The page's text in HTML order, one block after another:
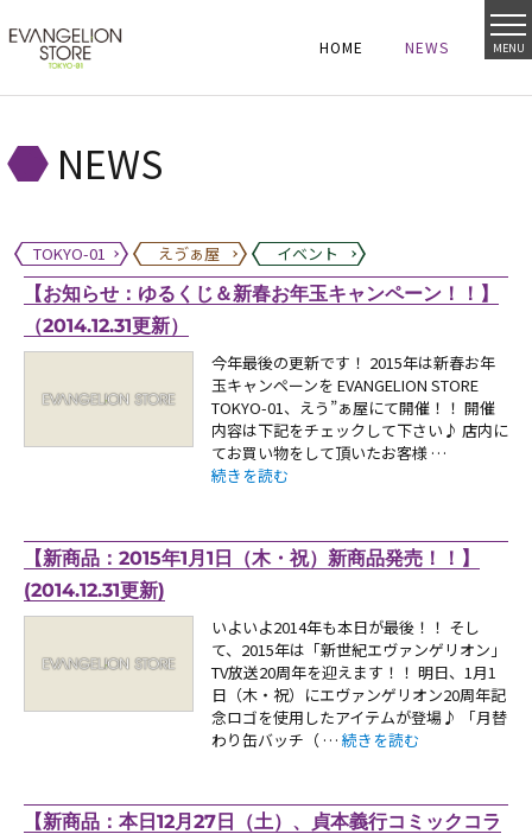
MENU
HOME
HOME NEWS
NEWS
NEWS
TOKYO-01 えゔぁ屋
イベント
【お知らせ：ゆるくじ＆新春お年玉キャンペーン！！】
（2014.12.31更新）
今年最後の更新です！ 2015年は新春お年
玉キャンペーンを EVANGELION STORE
TOKYO-01、えう”ぁ屋にて開催！！ 開催
内容は下記をチェックして下さい♪ 店内に
てお買い物をして頂いたお客様 …
“【お知らせ：ゆるくじ＆新春お年玉キャン
続きを読む
【新商品：2015年1月1日（木・祝）新商品発売！！】
(2014.12.31更新)
いよいよ2014年も本日が最後！！ そし
て、2015年は「新世紀エヴァンゲリオン」
TV放送20周年を迎えます！！ 明日、1月1
日（木・祝）にエヴァンゲリオン20周年記
念ロゴを使用したアイテムが登場♪ 「月替
わり缶バッチ（ … “【新商品：2015年1月1日
続きを読む
【新商品：本日12月27日（土）、貞本義行コミックコラ